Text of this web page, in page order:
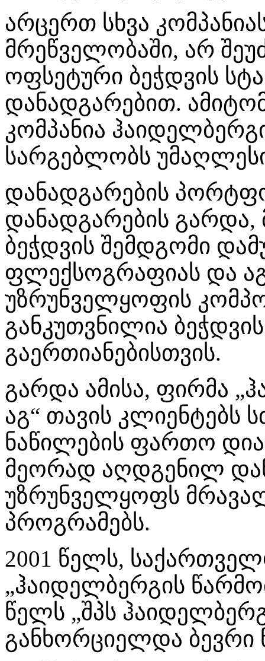
არცერთ სხვა
მრეწველობაში, არ
ოფსეტური ბეჭდვის
დანადგარებით.
კომპანია
სარგებლობს
დანადგარების
დანადგარების
ბეჭდვის შემდგომი
ფლექსოგრაფიას და
უზრუნველყოფის
განკუთვნილია
გაერთიანებისთვის.
გარდა ამისა, ფირმა
აგ“ თავის კლიენტებს
ნაწილების ფართო
მეორად აღდგენილ
უზრუნველყოფს
პროგრამებს.
2001 წელს,
„ჰაიდელბერგის
წელს „შპს
განხორციელდა ბევრი